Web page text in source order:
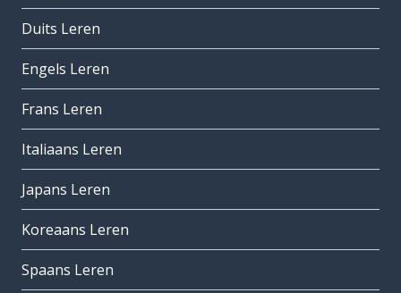
Duits Leren
Engels Leren
Frans Leren
Italiaans Leren
Japans Leren
Koreaans Leren
Spaans Leren